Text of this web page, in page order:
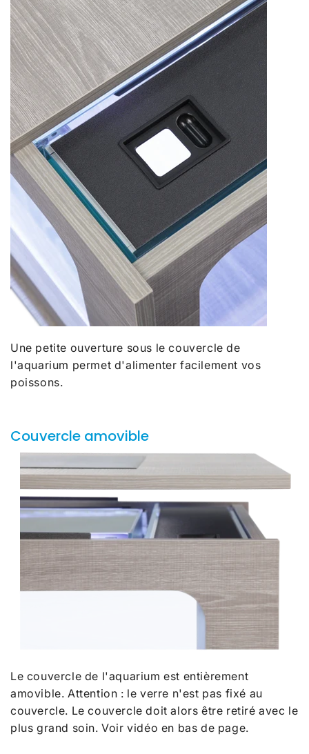
Une petite ouverture sous le couvercle de
l'aquarium permet d'alimenter facilement vos
poissons.
Couvercle amovible
Le couvercle de l'aquarium est entièrement
amovible. Attention : le verre n'est pas fixé au
couvercle. Le couvercle doit alors être retiré avec le
plus grand soin. Voir vidéo en bas de page.